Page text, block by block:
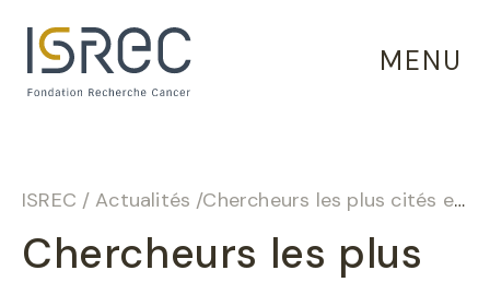
MENU
ISREC / Actualités /Chercheurs les plus cités en 2023
Chercheurs les plus